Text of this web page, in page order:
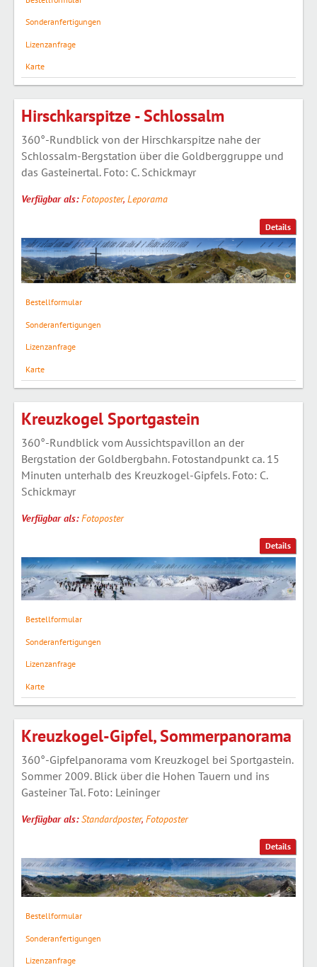
Sonderanfertigungen
Lizenzanfrage
Karte
Details
Hirschkarspitze - Schlossalm
360°-Rundblick von der Hirschkarspitze nahe der
Schlossalm-Bergstation über die Goldberggruppe und
das Gasteinertal. Foto: C. Schickmayr
Verfügbar als:Fotoposter, Leporama
Bestellformular
Sonderanfertigungen
Lizenzanfrage
Karte
Details
Kreuzkogel Sportgastein
360°-Rundblick vom Aussichtspavillon an der
Bergstation der Goldbergbahn. Fotostandpunkt ca. 15
Minuten unterhalb des Kreuzkogel-Gipfels. Foto: C.
Schickmayr
Verfügbar als:Fotoposter
Bestellformular
Sonderanfertigungen
Lizenzanfrage
Karte
Details
Kreuzkogel-Gipfel, Sommerpanorama
360°-Gipfelpanorama vom Kreuzkogel bei Sportgastein.
Sommer 2009. Blick über die Hohen Tauern und ins
Gasteiner Tal. Foto: Leininger
Verfügbar als:Standardposter, Fotoposter
Bestellformular
Sonderanfertigungen
Lizenzanfrage